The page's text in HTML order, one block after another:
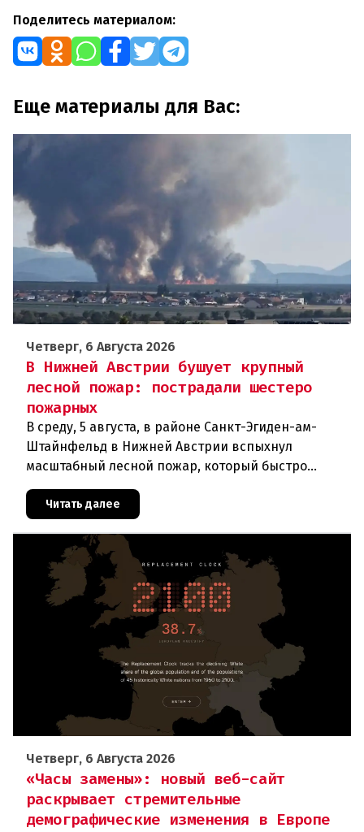
Поделитесь материалом:
Еще материалы для Вас:
Четверг, 6 Августа 2026
В Нижней Австрии бушует крупный
лесной пожар: пострадали шестеро
пожарных
В среду, 5 августа, в районе Санкт-Эгиден-ам-
Штайнфельд в Нижней Австрии вспыхнул
масштабный лесной пожар, который быстро
В ходе тушения пострадали шесте
Читать далее
Четверг, 6 Августа 2026
«Часы замены»: новый веб-сайт
раскрывает стремительные
демографические изменения в Европе